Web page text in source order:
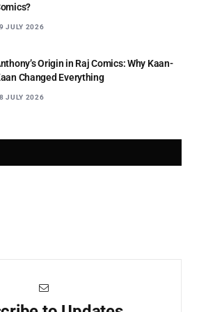
JULY 2026
Origin in Raj Comics: Why Kaan-
Changed Everything
JULY 2026